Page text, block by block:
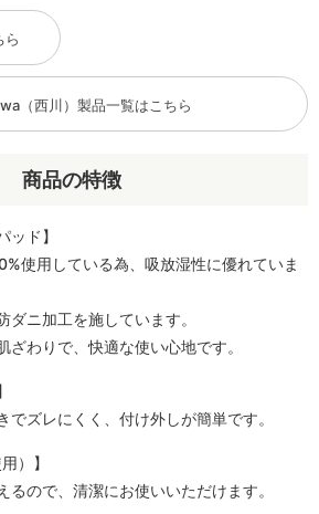
商品の特徴
ッド】
使用している為、吸放湿性に優れていま
ニ加工を施しています。
ざわりで、快適な使い心地です。
ズレにくく、付け外しが簡単です。
）】
ので、清潔にお使いいただけます。
ら
（西川）製品一覧はこちら